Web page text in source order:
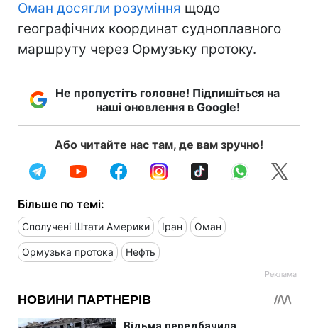
Оман досягли розуміння щодо
географічних координат судноплавного
маршруту через Ормузьку протоку.
Не пропустіть головне! Підпишіться на
наші оновлення в Google!
Або читайте нас там, де вам зручно!
Більше по темі:
Сполучені Штати Америки Іран Оман
Ормузька протока Нефть